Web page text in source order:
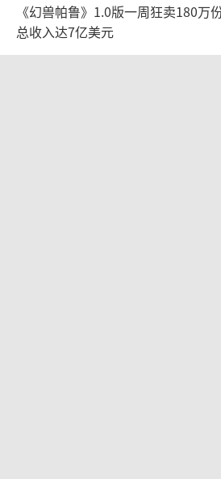
《幻兽帕鲁》1.0版一周狂卖180万份
总收入达7亿美元
2026-07-22 10:34:34